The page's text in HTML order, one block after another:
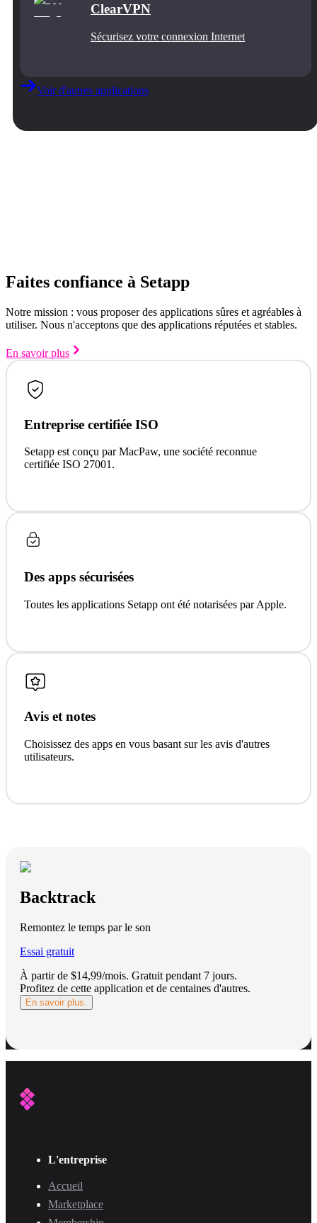
ClearVPN
Sécurisez votre connexion Internet
Voir d'autres applications
Faites confiance à Setapp
Notre mission : vous proposer des applications sûres et agréables à
utiliser. Nous n'acceptons que des applications réputées et stables.
En savoir plus
Entreprise certifiée ISO
Setapp est conçu par MacPaw, une société reconnue
certifiée ISO 27001.
Des apps sécurisées
Toutes les applications Setapp ont été notarisées par Apple.
Avis et notes
Choisissez des apps en vous basant sur les avis d'autres
utilisateurs.
Backtrack
Remontez le temps par le son
Essai gratuit
À partir de $14,99/mois. Gratuit pendant 7 jours.
Profitez de cette application et de centaines d'autres.
En savoir plus.
L'entreprise
Accueil
Marketplace